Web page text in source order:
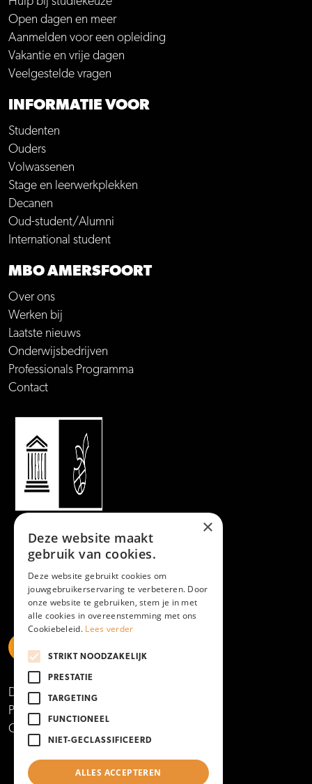
Open dagen en meer
Aanmelden voor een opleiding
Vakantie en vrije dagen
Veelgestelde vragen
INFORMATIE VOOR
Studenten
Ouders
Volwassenen
Stage en leerwerkplekken
Decanen
Oud-student/Alumni
International student
MBO AMERSFOORT
Over ons
Werken bij
Laatste nieuws
Onderwijsbedrijven
Professionals Programma
Contact
https://www.linkedin.com/school/mboamersfoort
https://www.instagram.com/mboamersfoort/
https://www.facebook.com/MBOAmersfoort
Disclaimer
Privacy- en cookieverklaring
Copyright 2025
×
Deze website maakt
gebruik van cookies.
Deze website gebruikt cookies om
jouwgebruikerservaring te verbeteren. Door
onze website te gebruiken, stem je in met
alle cookies in overeenstemming met ons
Cookiebeleid. Lees verder
STRIKT NOODZAKELIJK
PRESTATIE
TARGETING
FUNCTIONEEL
NIET-GECLASSIFICEERD
ALLES ACCEPTEREN